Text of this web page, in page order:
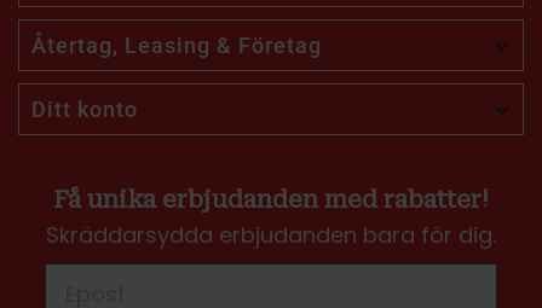
Återtag, Leasing & Företag 
Ditt konto 
Få unika erbjudanden med rabatter!
Skräddarsydda erbjudanden bara för dig.